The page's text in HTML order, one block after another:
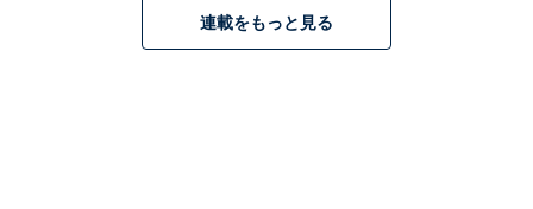
連載をもっと見る